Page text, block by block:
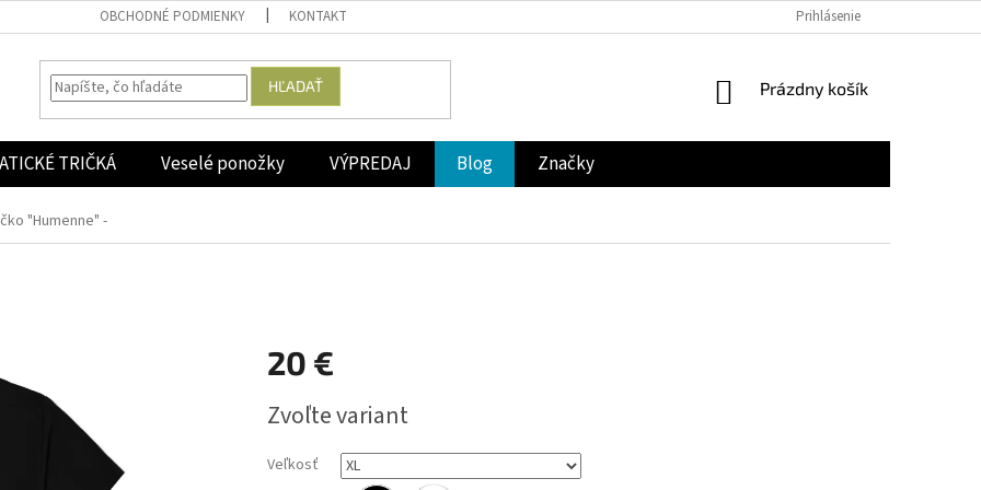
OBCHODNÉ PODMIENKY KONTAKT Prihlásenie
HĽADAŤ
NÁKUPNÝ
Prázdny košík
TRIČKÁ Veselé ponožky VÝPREDAJ Blog Značky
"Humenne" -
20 €
cena:
Zvoľte variant
Veľkosť